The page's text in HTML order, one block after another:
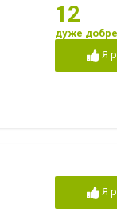
12
дуже добре
Я
Я